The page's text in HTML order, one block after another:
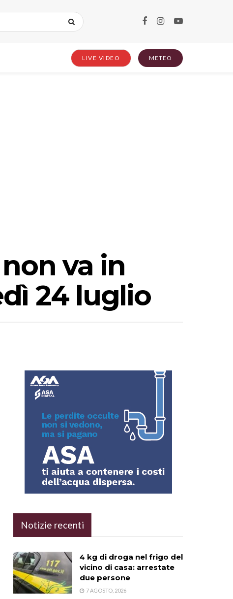
LIVE VIDEO METEO
va in
24 luglio
Notizie recenti
4 kg di droga nel frigo del
vicino di casa: arrestate
due persone
7 AGOSTO, 2026